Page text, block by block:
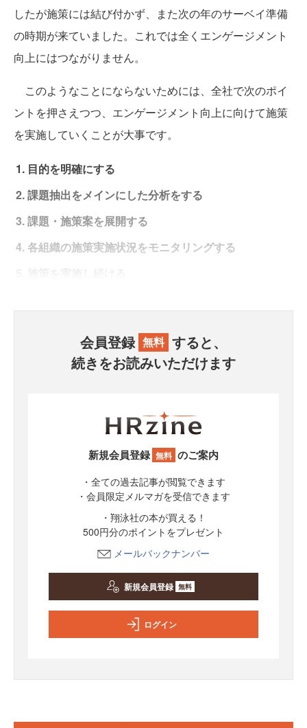
したが施策には結び付かず、また次の年のサーベイ準備
の時期が来ていました。これでは全くエンゲージメント
向上にはつながりません。
このようなことにならないためには、全社で次のポイ
ントを押さえつつ、エンゲージメント向上に向けて施策
を実施していくことが大事です。
目的を明確にする
課題抽出をメインにした分析をする
課題・施策案を展開する
各組織の施策実施状況をモニタリングする
会員登録 無料 すると、
続きをお読みいただけます
新規会員登録 無料 のご案内
・全ての過去記事が閲覧できます
・会員限定メルマガを受信できます
・翔泳社の本が買える！
500円分のポイントをプレゼント
メールバックナンバー
新規会員登録 無料
ログイン